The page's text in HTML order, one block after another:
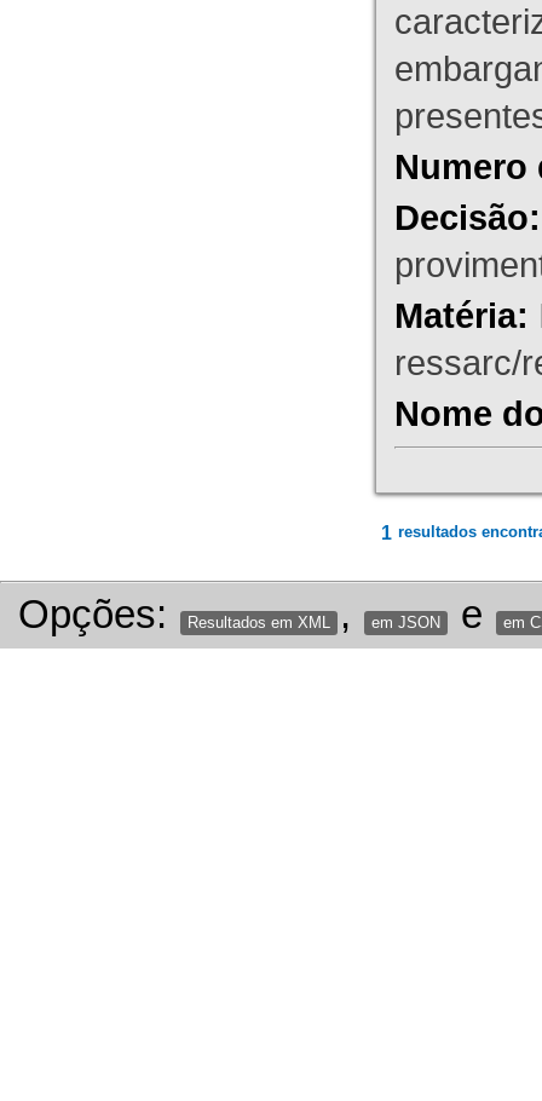
Numero
Decisão:
Matéria:
ressarc/
Nome
1 resultados
Opções: Resultados em XML , em JSON e em